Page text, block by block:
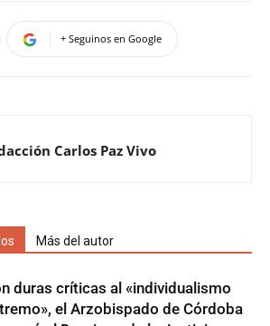
+ Seguinos en Google
Carlos Paz Vivo
Más del autor
duras críticas al «individualismo
el Arzobispado de Córdoba